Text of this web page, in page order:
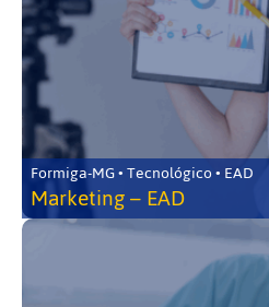
Formiga-MG • Tecnológico • EAD
Marketing – EAD